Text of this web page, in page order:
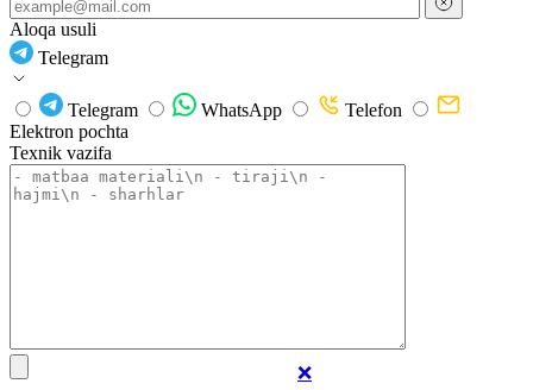
Aloqa usuli
Telegram
Telegram WhatsApp
Telefon
Elektron pochta
Texnik vazifa
❌